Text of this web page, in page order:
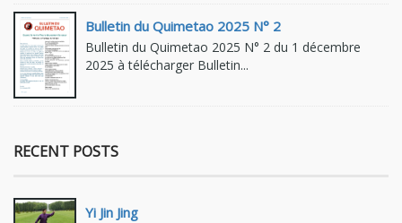
Bulletin du Quimetao 2025 N° 2
Bulletin du Quimetao 2025 N° 2 du 1 décembre
2025 à télécharger Bulletin...
RECENT POSTS
Yi Jin Jing